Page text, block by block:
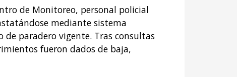
de Monitoreo, personal policial
mediante sistema
paradero vigente. Tras consultas
fueron dados de baja,